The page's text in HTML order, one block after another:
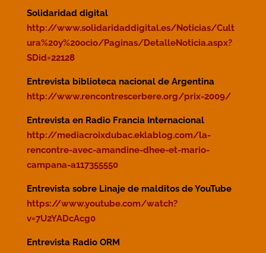
Solidaridad digital
http://www.solidaridaddigital.es/Noticias/Cult
ura%20y%20ocio/Paginas/DetalleNoticia.aspx?
SDid=22128
Entrevista biblioteca nacional de Argentina
http://www.rencontrescerbere.org/prix-2009/
Entrevista en Radio Francia Internacional
http://mediacroixdubac.eklablog.com/la-
rencontre-avec-amandine-dhee-et-mario-
campana-a117355550
Entrevista sobre Linaje de malditos de YouTube
https://www.youtube.com/watch?
v=7U2YADcAcg0
Entrevista Radio ORM